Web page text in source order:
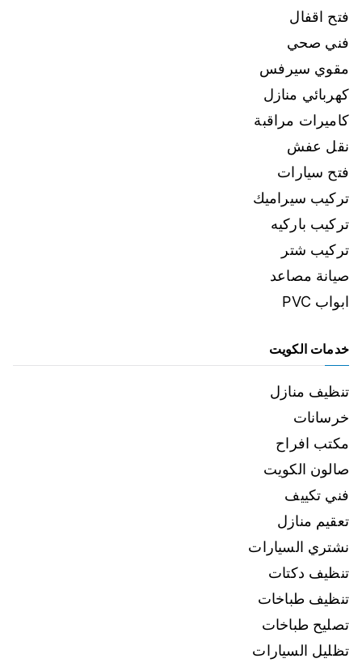
فتح اقفال
فني صحي
مقوي سيرفس
كهربائي منازل
كاميرات مراقبة
نقل عفش
فتح سيارات
تركيب سيراميك
تركيب باركيه
تركيب شتر
صيانة مصاعد
ابواب PVC
خدمات الكويت
تنظيف منازل
خرسانات
مكتب افراح
صالون الكويت
فني تكييف
تعقيم منازل
نشتري السيارات
تنظيف دكتات
تنظيف طباخات
تصليح طباخات
تظليل السيارات